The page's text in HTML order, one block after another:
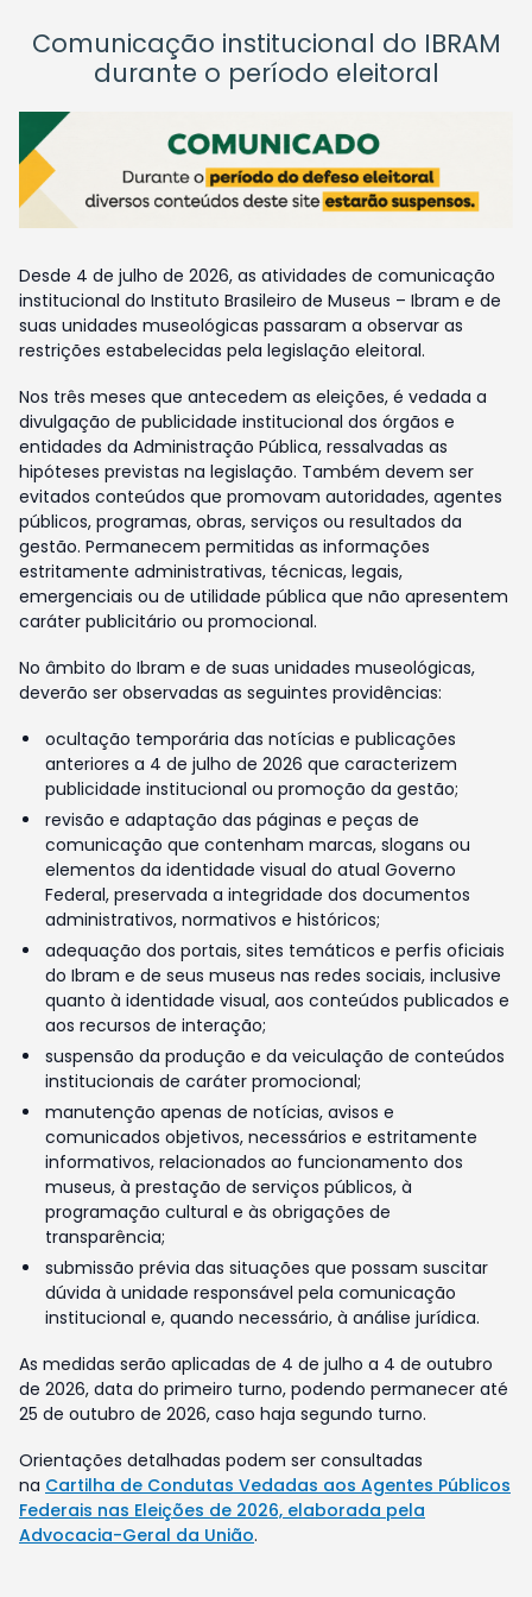
Comunicação institucional do IBRAM
durante o período eleitoral
Desde 4 de julho de 2026, as atividades de comunicação
institucional do Instituto Brasileiro de Museus – Ibram e de
suas unidades museológicas passaram a observar as
restrições estabelecidas pela legislação eleitoral.
Nos três meses que antecedem as eleições, é vedada a
divulgação de publicidade institucional dos órgãos e
entidades da Administração Pública, ressalvadas as
hipóteses previstas na legislação. Também devem ser
evitados conteúdos que promovam autoridades, agentes
públicos, programas, obras, serviços ou resultados da
gestão. Permanecem permitidas as informações
estritamente administrativas, técnicas, legais,
emergenciais ou de utilidade pública que não apresentem
caráter publicitário ou promocional.
No âmbito do Ibram e de suas unidades museológicas,
deverão ser observadas as seguintes providências:
ocultação temporária das notícias e publicações
anteriores a 4 de julho de 2026 que caracterizem
publicidade institucional ou promoção da gestão;
revisão e adaptação das páginas e peças de
comunicação que contenham marcas, slogans ou
elementos da identidade visual do atual Governo
Federal, preservada a integridade dos documentos
administrativos, normativos e históricos;
adequação dos portais, sites temáticos e perfis oficiais
do Ibram e de seus museus nas redes sociais, inclusive
quanto à identidade visual, aos conteúdos publicados e
aos recursos de interação;
suspensão da produção e da veiculação de conteúdos
institucionais de caráter promocional;
manutenção apenas de notícias, avisos e
comunicados objetivos, necessários e estritamente
informativos, relacionados ao funcionamento dos
museus, à prestação de serviços públicos, à
programação cultural e às obrigações de
transparência;
submissão prévia das situações que possam suscitar
dúvida à unidade responsável pela comunicação
institucional e, quando necessário, à análise jurídica.
As medidas serão aplicadas de 4 de julho a 4 de outubro
de 2026, data do primeiro turno, podendo permanecer até
25 de outubro de 2026, caso haja segundo turno.
Orientações detalhadas podem ser consultadas
na Cartilha de Condutas Vedadas aos Agentes Públicos
Federais nas Eleições de 2026, elaborada pela
Advocacia-Geral da União.